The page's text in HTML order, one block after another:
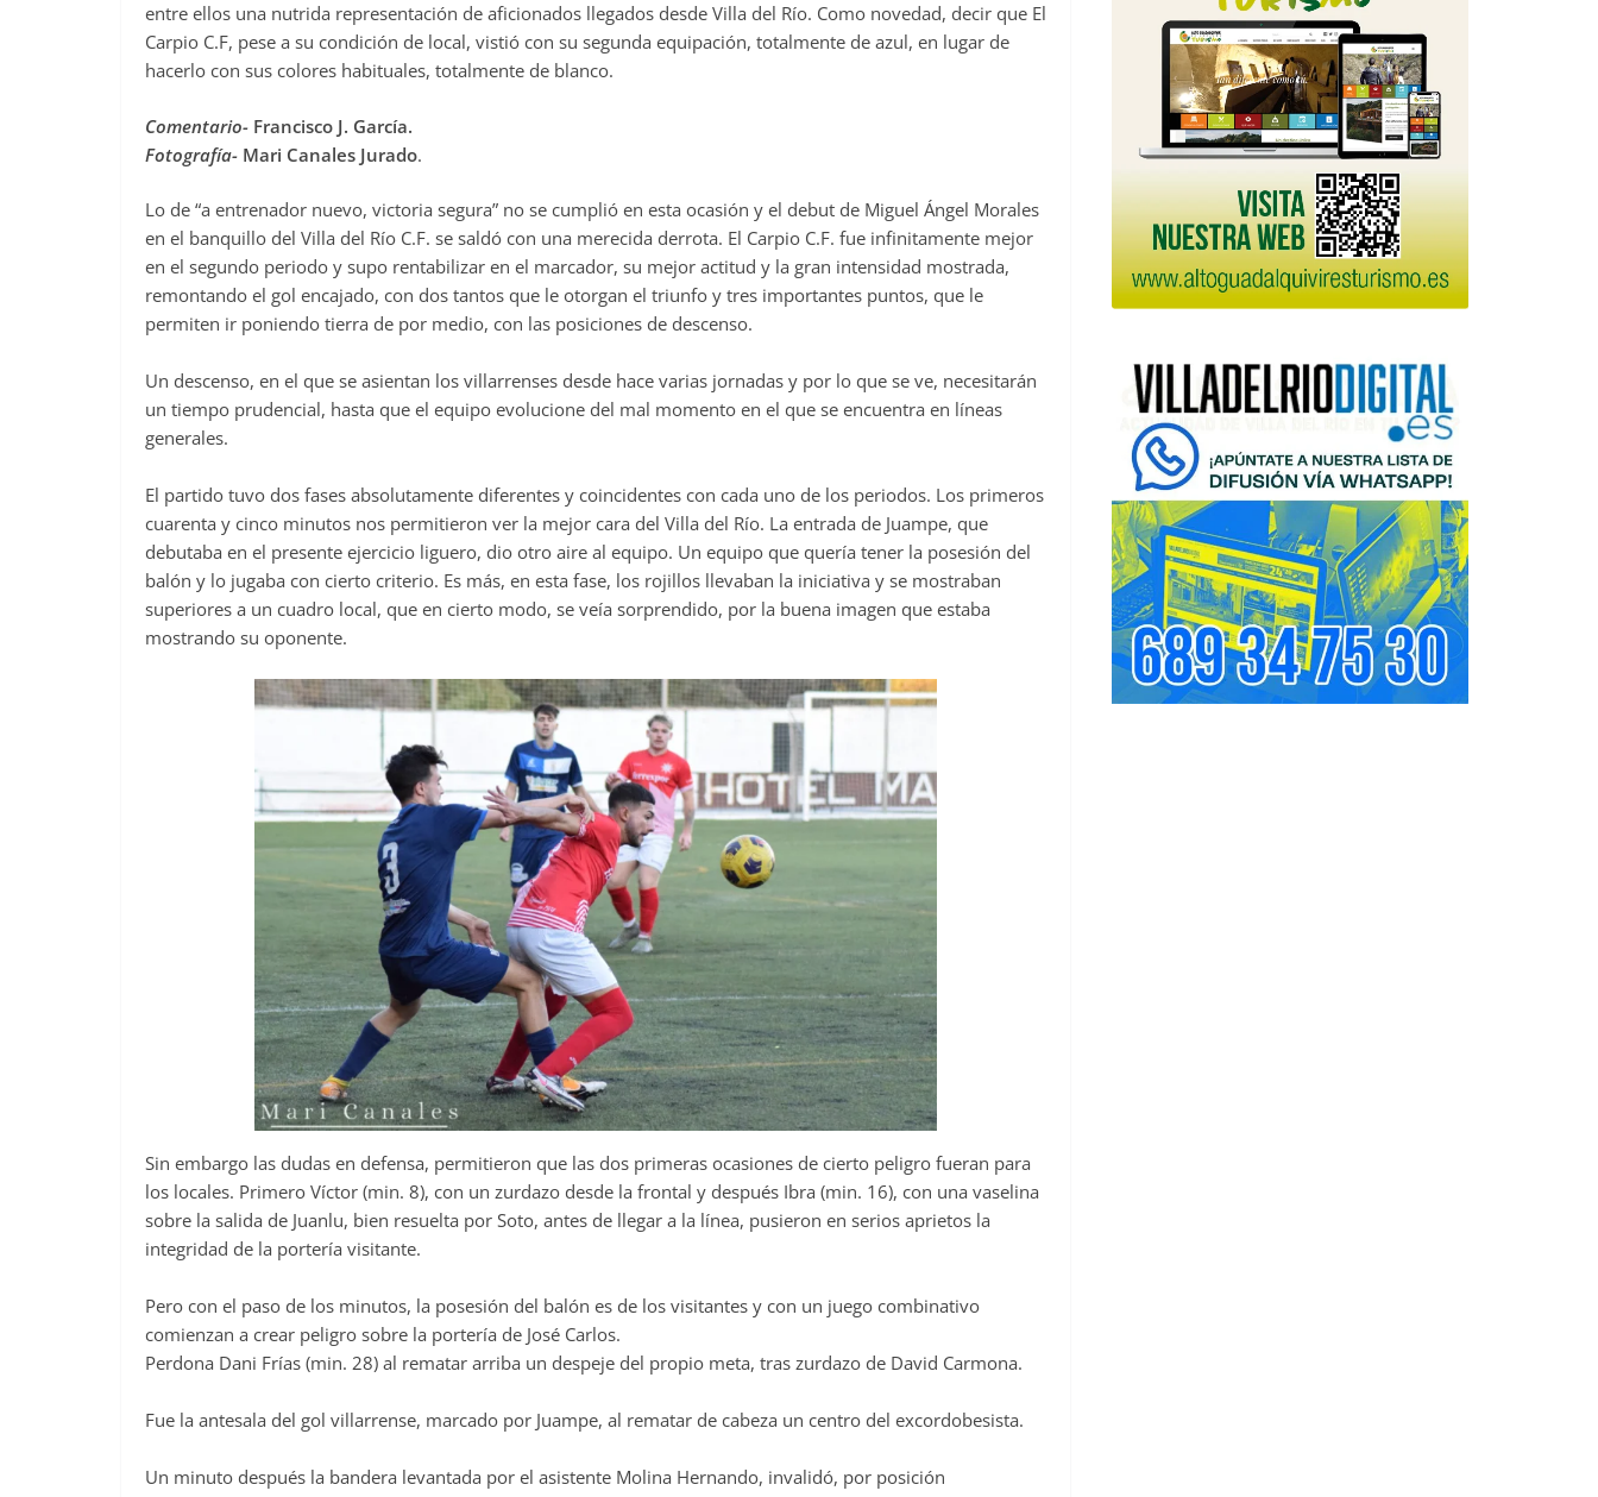
entre ellos una nutrida representación de aficionados llegados desde Villa del Río. Como novedad, decir que El
Carpio C.F, pese a su condición de local, vistió con su segunda equipación, totalmente de azul, en lugar de
hacerlo con sus colores habituales, totalmente de blanco.
Comentario- Francisco J. García.
Fotografía- Mari Canales Jurado.
Lo de “a entrenador nuevo, victoria segura” no se cumplió en esta ocasión y el debut de Miguel Ángel Morales
en el banquillo del Villa del Río C.F. se saldó con una merecida derrota. El Carpio C.F. fue infinitamente mejor
en el segundo periodo y supo rentabilizar en el marcador, su mejor actitud y la gran intensidad mostrada,
remontando el gol encajado, con dos tantos que le otorgan el triunfo y tres importantes puntos, que le
permiten ir poniendo tierra de por medio, con las posiciones de descenso.
Un descenso, en el que se asientan los villarrenses desde hace varias jornadas y por lo que se ve, necesitarán
un tiempo prudencial, hasta que el equipo evolucione del mal momento en el que se encuentra en líneas
generales.
El partido tuvo dos fases absolutamente diferentes y coincidentes con cada uno de los periodos. Los primeros
cuarenta y cinco minutos nos permitieron ver la mejor cara del Villa del Río. La entrada de Juampe, que
debutaba en el presente ejercicio liguero, dio otro aire al equipo. Un equipo que quería tener la posesión del
balón y lo jugaba con cierto criterio. Es más, en esta fase, los rojillos llevaban la iniciativa y se mostraban
superiores a un cuadro local, que en cierto modo, se veía sorprendido, por la buena imagen que estaba
mostrando su oponente.
Sin embargo las dudas en defensa, permitieron que las dos primeras ocasiones de cierto peligro fueran para
los locales. Primero Víctor (min. 8), con un zurdazo desde la frontal y después Ibra (min. 16), con una vaselina
sobre la salida de Juanlu, bien resuelta por Soto, antes de llegar a la línea, pusieron en serios aprietos la
integridad de la portería visitante.
Pero con el paso de los minutos, la posesión del balón es de los visitantes y con un juego combinativo
comienzan a crear peligro sobre la portería de José Carlos.
Perdona Dani Frías (min. 28) al rematar arriba un despeje del propio meta, tras zurdazo de David Carmona.
Fue la antesala del gol villarrense, marcado por Juampe, al rematar de cabeza un centro del excordobesista.
Un minuto después la bandera levantada por el asistente Molina Hernando, invalidó, por posición